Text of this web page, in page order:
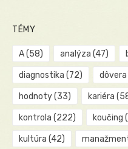
TÉMY
A(58) analýza (47)
diagnostika (72) dôvera
hodnoty(33) kariéra
kontrola (222) koučing
kultúra (42)